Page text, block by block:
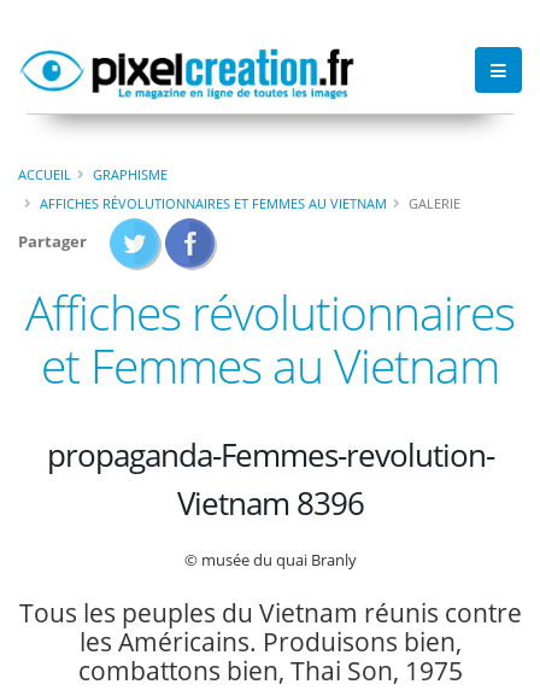
ACCUEIL
GRAPHISME
AFFICHES RÉVOLUTIONNAIRES ET FEMMES AU VIETNAM
GALERIE
Partager
Affiches révolutionnaires
et Femmes au Vietnam
propaganda-Femmes-revolution-
Vietnam 8396
© musée du quai Branly
Tous les peuples du Vietnam réunis contre
les Américains. Produisons bien,
combattons bien, Thai Son, 1975